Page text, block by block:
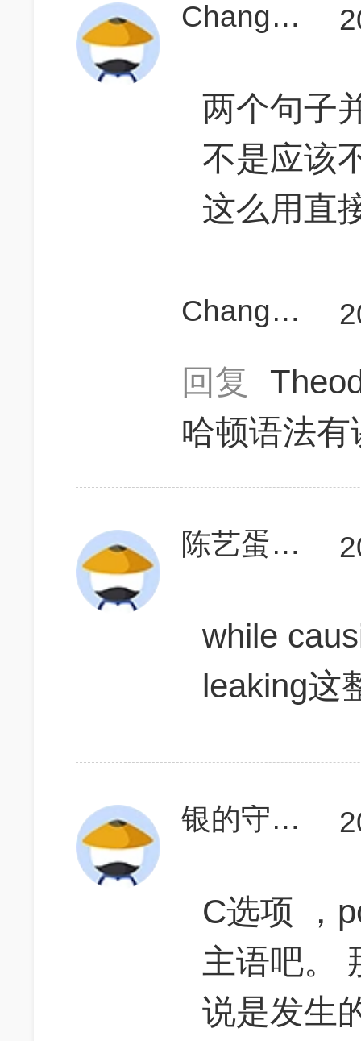
ChangDavid
两个句子
不是应该
这么用直
ChangDavid
回复
哈顿语法有
陈艺蛋蛋蛋
while
leaking这
银的守护者
C选项 ，
主语吧。
说是发生